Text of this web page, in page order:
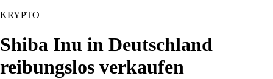
KRYPTO
Shiba Inu in Deutschland
reibungslos verkaufen